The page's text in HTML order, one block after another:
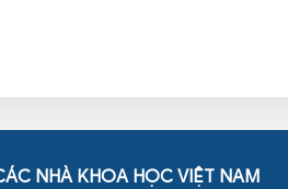
NHÀ KHOA HỌC VIỆT NAM